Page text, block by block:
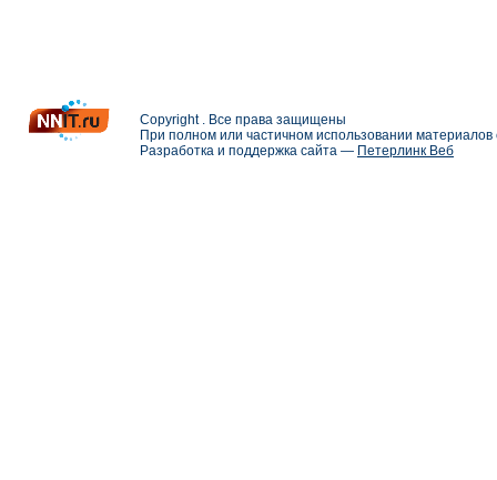
Copyright . Все права защищены
При полном или частичном использовании
Разработка и поддержка сайта — Петерлинк Веб